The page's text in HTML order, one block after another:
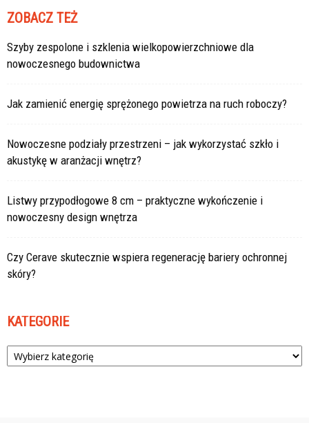
ZOBACZ TEŻ
Szyby zespolone i szklenia wielkopowierzchniowe dla
nowoczesnego budownictwa
Jak zamienić energię sprężonego powietrza na ruch roboczy?
Nowoczesne podziały przestrzeni – jak wykorzystać szkło i
akustykę w aranżacji wnętrz?
Listwy przypodłogowe 8 cm – praktyczne wykończenie i
nowoczesny design wnętrza
Czy Cerave skutecznie wspiera regenerację bariery ochronnej
skóry?
KATEGORIE
Kategorie